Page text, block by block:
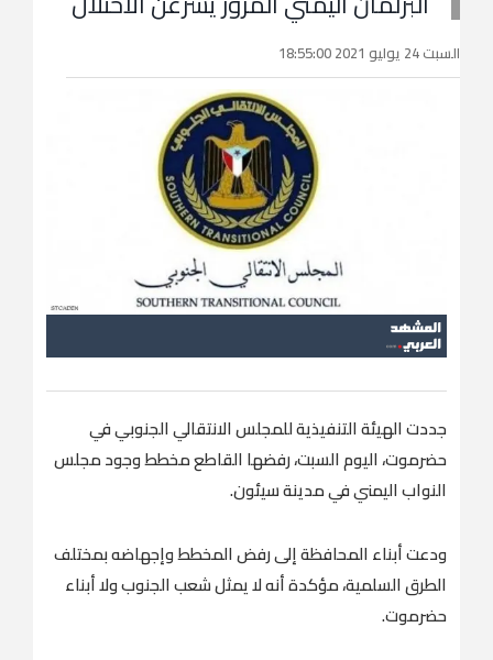
السبت 24 يوليو 2021 18:55:00
جددت الهيئة التنفيذية للمجلس الانتقالي الجنوبي في
حضرموت، اليوم السبت، رفضها القاطع مخطط وجود مجلس
النواب اليمني في مدينة سيئون.
ودعت أبناء المحافظة إلى رفض المخطط وإجهاضه بمختلف
الطرق السلمية، مؤكدة أنه لا يمثل شعب الجنوب ولا أبناء
حضرموت.